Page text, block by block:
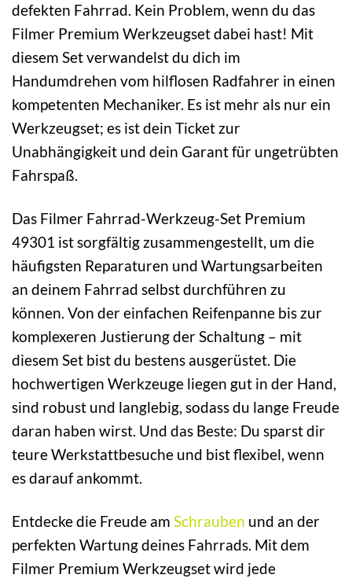
defekten Fahrrad. Kein Problem, wenn du das
Filmer Premium Werkzeugset dabei hast! Mit
diesem Set verwandelst du dich im
Handumdrehen vom hilflosen Radfahrer in einen
kompetenten Mechaniker. Es ist mehr als nur ein
Werkzeugset; es ist dein Ticket zur
Unabhängigkeit und dein Garant für ungetrübten
Fahrspaß.
Das Filmer Fahrrad-Werkzeug-Set Premium
49301 ist sorgfältig zusammengestellt, um die
häufigsten Reparaturen und Wartungsarbeiten
an deinem Fahrrad selbst durchführen zu
können. Von der einfachen Reifenpanne bis zur
komplexeren Justierung der Schaltung – mit
diesem Set bist du bestens ausgerüstet. Die
hochwertigen Werkzeuge liegen gut in der Hand,
sind robust und langlebig, sodass du lange Freude
daran haben wirst. Und das Beste: Du sparst dir
teure Werkstattbesuche und bist flexibel, wenn
es darauf ankommt.
Entdecke die Freude am Schrauben und an der
perfekten Wartung deines Fahrrads. Mit dem
Filmer Premium Werkzeugset wird jede